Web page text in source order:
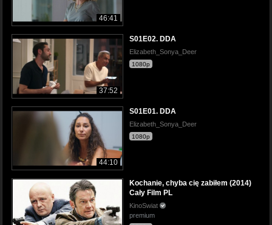
46:41
37:52
S01E02. DDA
Elizabeth_Sonya_Deer
1080p
44:10
S01E01. DDA
Elizabeth_Sonya_Deer
1080p
Kochanie, chyba cię zabiłem (2014)
Cały Film PL
KinoSwiat
premium